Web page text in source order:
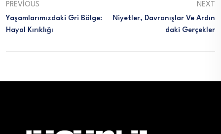
PREVIOUS
Yaşamlarımızdaki Gri Bölge:
Hayal Kırıklığı
NEXT
Niyetler, Davranışlar Ve Ardın
Daki Gerçekler